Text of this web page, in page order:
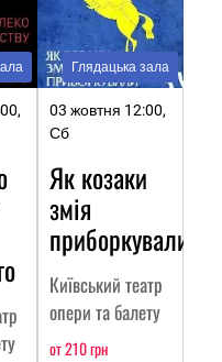
Глядацька зала
03 жовтня 12:00,
Сб
Як козаки
змія
приборкували
Київський театр
опери та балету
от 210 грн